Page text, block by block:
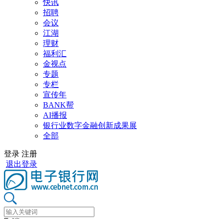
快讯
招聘
会议
江湖
理财
福利汇
金视点
专题
专栏
宣传年
BANK帮
AI播报
银行业数字金融创新成果展
全部
登录 注册
退出登录